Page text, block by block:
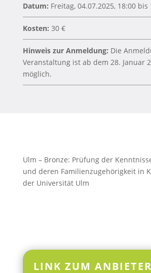
Datum: Freitag, 04.07.2025, 18:00 bis
Kosten: 30 €
Hinweis zur Anmeldung: Die
Veranstaltung ist ab dem 28. Januar
möglich.
Ulm – Bronze: Prüfung der
und deren Familienzugehörigkeit in
der Universität Ulm
LINK ZUM ANBIETER